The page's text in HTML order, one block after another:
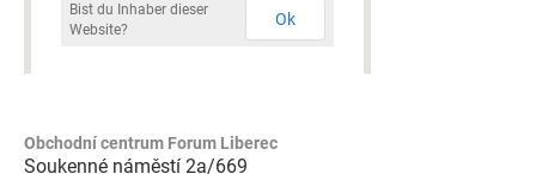
Bist du Inhaber dieser
Website?
Ok
Obchodní centrum Forum Liberec
Soukenné náměstí 2a/669